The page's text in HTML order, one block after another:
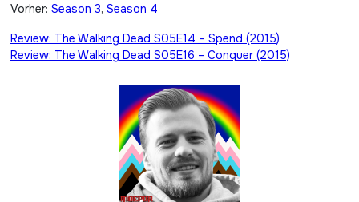
Vorher: Season 3, Season 4
Beitragsnavigation
Review: The Walking Dead S05E14 – Spend (2015)
Review: The Walking Dead S05E16 – Conquer (2015)